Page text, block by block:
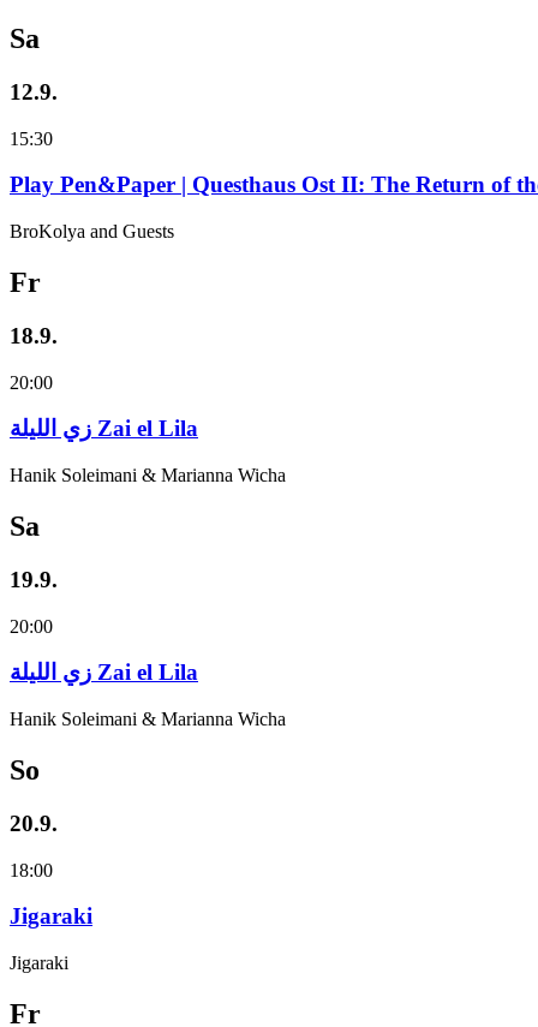
Sa
12.9.
15:30
Play Pen&Paper | Questhaus Ost II: The Return of
BroKolya and Guests
Fr
18.9.
20:00
زي‌ اللیلة Zai el Lila
Hanik Soleimani & Marianna Wicha
Sa
19.9.
20:00
زي‌ اللیلة Zai el Lila
Hanik Soleimani & Marianna Wicha
So
20.9.
18:00
Jigaraki
Jigaraki
Fr